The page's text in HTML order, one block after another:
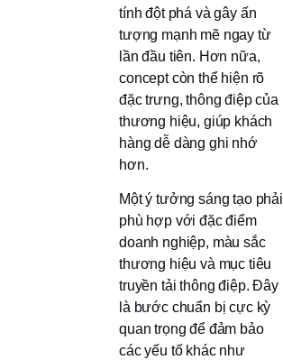
tính đột phá và gây ấn
tượng mạnh mẽ ngay từ
lần đầu tiên. Hơn nữa,
concept còn thể hiện rõ
đặc trưng, thông điệp của
thương hiệu, giúp khách
hàng dễ dàng ghi nhớ
hơn.
Một ý tưởng sáng tạo phải
phù hợp với đặc điểm
doanh nghiệp, màu sắc
thương hiệu và mục tiêu
truyền tải thông điệp. Đây
là bước chuẩn bị cực kỳ
quan trọng để đảm bảo
các yếu tố khác như